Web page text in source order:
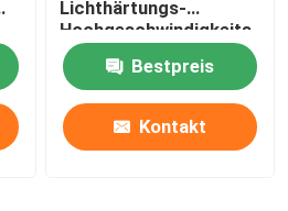
Lichthärtungs-
Hochgeschwindigkeits-
Drucker-3d
Bestpreis
Kontakt